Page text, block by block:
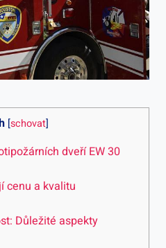
[schovat]
dveří EW 30
cenu a kvalitu
Důležité aspekty